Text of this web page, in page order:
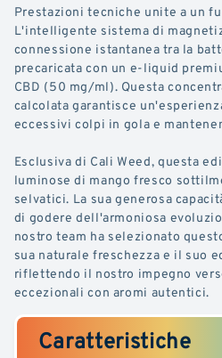
Prestazioni tecniche unite a un
L'intelligente sistema di
connessione istantanea tra la
precaricata con un e-liquid
CBD (50 mg/ml). Questa
calcolata garantisce
eccessivi colpi in gola e
Esclusiva di Cali Weed, questa
luminose di mango fresco
selvatici. La sua generosa
di godere dell'armoniosa
nostro team ha selezionato
sua naturale freschezza e il suo
riflettendo il nostro impegno
eccezionali con aromi autentici.
Caratteristiche